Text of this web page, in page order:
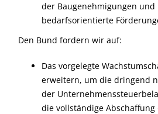
der Baugenehmigungen und
bedarfsorientierte
Den Bund fordern wir auf:
Das vorgelegte
erweitern, um die dringend
der
die vollständige Abschaffung